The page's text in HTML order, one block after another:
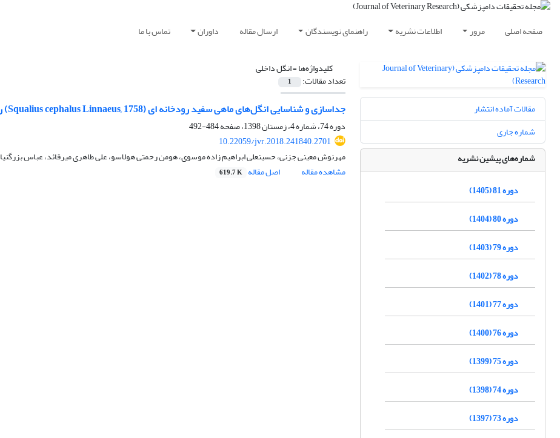
صفحه اصلی مرور اطلاعات نشریه راهنمای نویسندگان ارسال مقاله داوران تماس با ما
کلیدواژه‌ها =انگل داخلی
تعداد مقالات: 1
جداسازی و شناسایی انگل‌های ماهی سفید رودخانه ای (Squalius cephalus Linnaeus, 1758) رودخانه سیاهرود، استان مازندران
دوره 74، شماره 4، زمستان 1398، صفحه
484-492
10.22059/jvr.2018.241840.2701
مهرنوش معینی جزنی، حسینعلی ابراهیم زاده موسوی، هومن رحمتی هولاسو، علی طاهری میرقائد، عباس بزرگنیا
مشاهده مقاله
اصل مقاله 619.7 K
مقالات آماده انتشار
شماره جاری
شماره‌های پیشین نشریه
دوره 81 (1405)
دوره 80 (1404)
دوره 79 (1403)
دوره 78 (1402)
دوره 77 (1401)
دوره 76 (1400)
دوره 75 (1399)
دوره 74 (1398)
دوره 73 (1397)